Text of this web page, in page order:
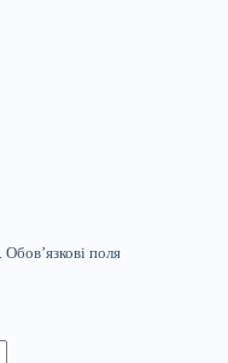
Обов’язкові поля